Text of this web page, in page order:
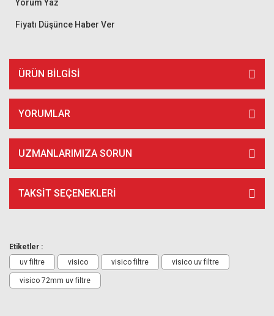
Yorum Yaz
Fiyatı Düşünce Haber Ver
ÜRÜN BILGISI
YORUMLAR
UZMANLARIMIZA SORUN
TAKSIT SEÇENEKLERI
Etiketler :
uv filtre
visico visico filtre visico uv filtre
visico 72mm uv filtre